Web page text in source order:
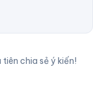
chia sẻ ý kiến!